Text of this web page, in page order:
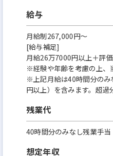
給与
月給制267,000円～
[給与補足]
月給26万7000円以上＋評
※経験や年齢を考慮の上、
※上記月給は40時間分の
円以上）を含みます。超過
残業代
40時間分のみなし残業手当
想定年収